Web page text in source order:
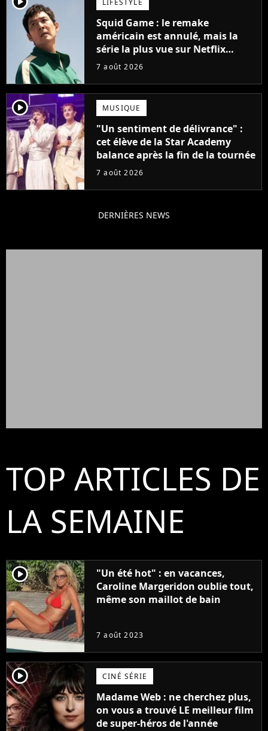
LIFESTYLE
Squid Game : le remake
américain est annulé, mais la
série la plus vue sur Netflix
pourrait avoir une version
7 août 2026
player2 MUSIQUE
"Un sentiment de délivrance" :
cet élève de la Star Academy
balance après la fin de la tournée
7 août 2026
DERNIÈRES NEWS
TOP ARTICLES DE
LA SEMAINE
player2
"Un été hot" : en vacances,
Caroline Margeridon oublie tout,
même son maillot de bain
7 août 2023
player2 CINÉ SÉRIE
Madame Web : ne cherchez plus,
on vous a trouvé LE meilleur film
de super-héros de l'année